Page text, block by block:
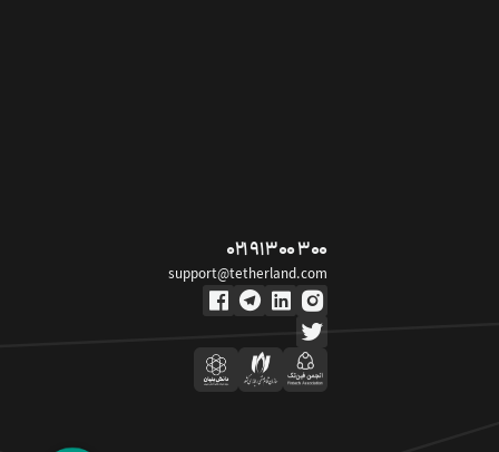
۰۲۱ ۹۱ ۳۰۰ ۳۰۰
support@tetherland.com